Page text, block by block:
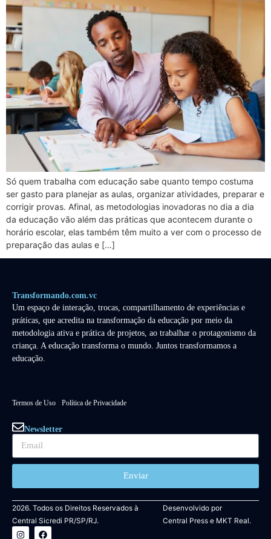
Só quem trabalha com educação sabe quanto tempo costuma
ser gasto para planejar as aulas, organizar atividades, preparar e
corrigir provas. Afinal, as metodologias inovadoras no dia a dia
da educação vão além das práticas que acontecem durante o
horário escolar, elas também têm muito a ver com o processo de
preparação das aulas e […]
Transformando.com.vc
Um espaço de interação, trocas, compartilhamento de experiências e
práticas, que acredita na transformação da educação por meio da
metodologia ativa e prática de projetos, ao trabalhar o protagonismo da
criança. A educação transforma o mundo. Juntos transformamos a
educação.
Termos de Uso Política de Privacidade
Newsletter
Enviar
2026. Todos os Direitos Reservados à
Central Sicredi PR/SP/RJ.
Desenvolvido por
Central Presse MKT Real.